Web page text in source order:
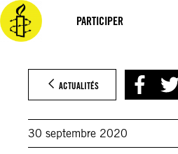
PARTICIPER
Aller
au
contenu
ACTUALITÉS
30 septembre 2020